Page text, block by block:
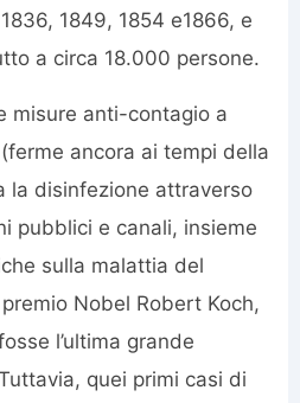
1849, 1854 e1866, e
a circa 18.000 persone.
misure anti-contagio a
ancora ai tempi della
la disinfezione attraverso
pubblici e canali, insieme
sulla malattia del
Nobel Robert Koch,
l’ultima grande
quei primi casi di